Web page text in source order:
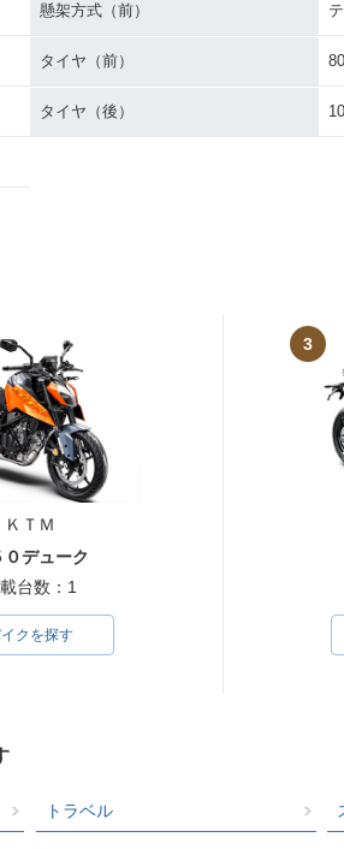
懸架方式（前）
タイヤ（前）
タイヤ（後）
ＫＴＭ
０デューク
台数：1
クを探す
3
トラベル